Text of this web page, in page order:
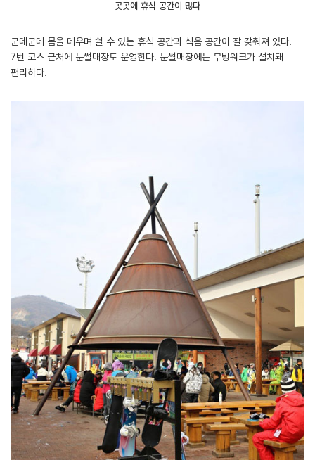
곳곳에 휴식 공간이 많다
군데군데 몸을 데우며 쉴 수 있는 휴식 공간과 식음 공간이 잘 갖춰져 있다.
7번 코스 근처에 눈썰매장도 운영한다. 눈썰매장에는 무빙워크가 설치돼
편리하다.